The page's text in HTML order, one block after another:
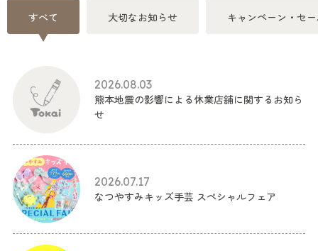
すべて 大切なお知らせ キャンペーン・セ
2026.08.03
熊本地震の影響による休業店舗に関するお知ら
せ
2026.07.17
なつやすみキッズ手芸 スペシャルフェア